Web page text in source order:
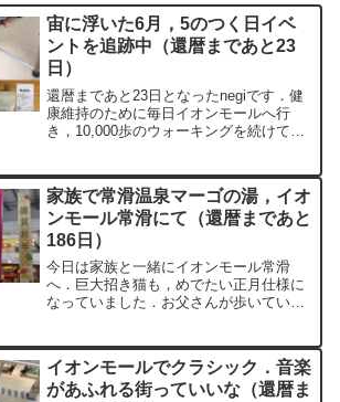
宙に浮いた6月，5のつく日イベ
ントを追跡中（還暦まであと23
日）
還暦まであと23日となったnegiです．健
康維持のために毎日イオンモールへ行
き，10,000歩のウォーキングを続けてい
浦です．油断すると出かけるタイミング
が遅くなり，...
家族で常滑温泉マーゴの湯，イオ
ンモール常滑にて（還暦まであと
186日）
今日は家族と一緒にイオンモール常滑
へ．巨大招き猫も，めでたい正月仕様に
なっていました．お父さんが歩いている
出はすさまじく，福袋を抱えた人の姿も
目立ちました．お正月らしく...
イオンモールでクラシック．音楽
があふれる街っていいな（還暦ま